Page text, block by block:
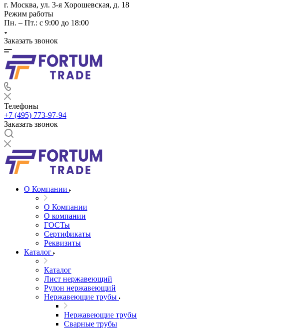
г. Москва, ул. 3-я Хорошевская, д. 18
Режим работы
Пн. – Пт.: с 9:00 до 18:00
Заказать звонок
Телефоны
+7 (495) 773-97-94
Заказать звонок
О Компании
О Компании
О компании
ГОСТы
Сертификаты
Реквизиты
Каталог
Каталог
Лист нержавеющий
Рулон нержавеющий
Нержавеющие трубы
Нержавеющие трубы
Сварные трубы